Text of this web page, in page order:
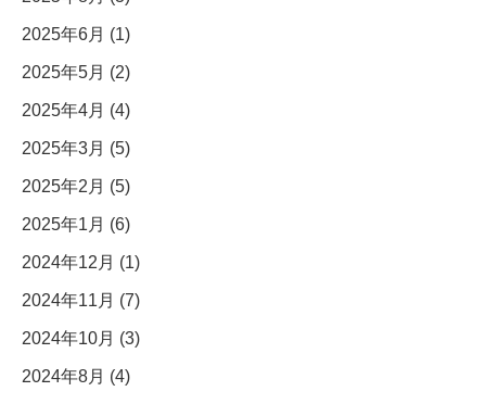
2025年6月 (1)
2025年5月 (2)
2025年4月 (4)
2025年3月 (5)
2025年2月 (5)
2025年1月 (6)
2024年12月 (1)
2024年11月 (7)
2024年10月 (3)
2024年8月 (4)